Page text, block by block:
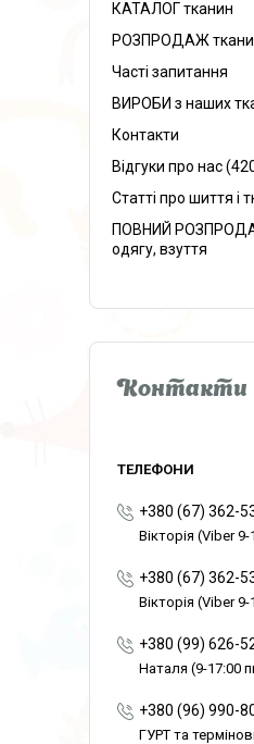
КАТАЛОГ тканин
РОЗПРОДАЖ
Часті запитання
ВИРОБИ з наших
Контакти
Відгуки про нас
Статті про шиття і
ПОВНИЙ
одягу, взуття
Контакти
+380 (67) 362-
Вікторія (Viber
+380 (67) 362-
Вікторія (Viber
+380 (99) 626-
Наталя (9-17:00
+380 (96) 990-
ГУРТ та